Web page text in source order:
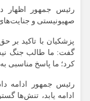
رئیس جمهور اظهار
صهیونیستی و
پزشکیان با تاکید بر
گفت: ما طالب جنگ
کرد؛ ما پاسخ‌ مناسبی
رئیس جمهور ادامه
ادامه یابد، تنش‌ها